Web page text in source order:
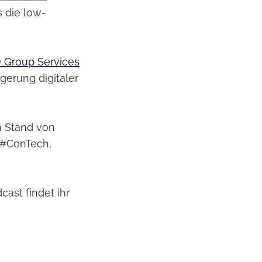
die low-
Group Services
digitaler
Stand von
findet ihr